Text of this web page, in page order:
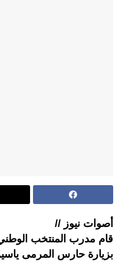
أصوات نيوز //
قام مدرب المنتخب
بزيارة حارس المرمى